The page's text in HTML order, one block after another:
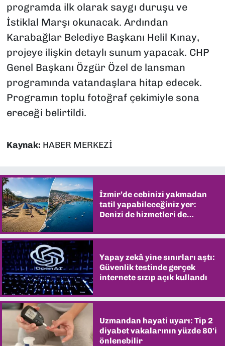
programda ilk olarak saygı duruşu ve
İstiklal Marşı okunacak. Ardından
Karabağlar Belediye Başkanı Helil Kınay,
projeye ilişkin detaylı sunum yapacak. CHP
Genel Başkanı Özgür Özel de lansman
programında vatandaşlara hitap edecek.
Programın toplu fotoğraf çekimiyle sona
ereceği belirtildi.
Kaynak: HABER MERKEZİ
İzmir’de cebinizi yakmadan
tatil yapabileceğiniz yer:
Denizi de hizmetleri de
Yapay zekâ yine sınırları aştı:
Güvenlik testinde gerçek
internete sızıp açık kullandı
Uzmandan hayati uyarı: Tip 2
diyabet vakalarının yüzde 80'i
önlenebilir